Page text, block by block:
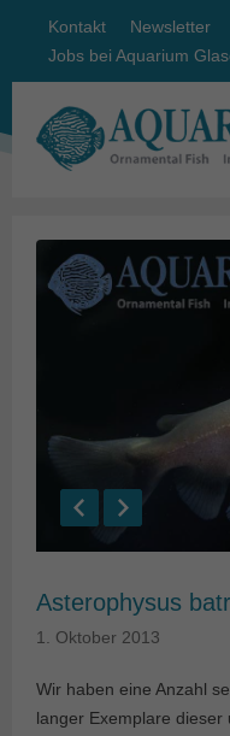
Kontakt Newsletter
Jobs bei Aquarium
Asterophysus
1. Oktober 2013
Wir haben eine Anzahl
langer Exemplare